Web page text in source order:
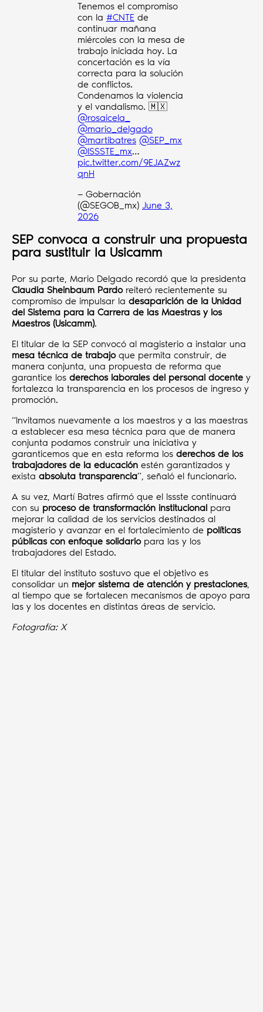
Tenemos el compromiso
con la #CNTE de
continuar mañana
miércoles con la mesa de
trabajo iniciada hoy. La
concertación es la vía
correcta para la solución
de conflictos.
Condenamos la violencia
y el vandalismo. 🇲🇽
@rosaicela_
@mario_delgado
@martibatres @SEP_mx
@ISSSTE_mx…
pic.twitter.com/9EJAZwz
qnH
— Gobernación
(@SEGOB_mx) June 3,
2026
SEP convoca a construir una propuesta
para sustituir la Usicamm
Por su parte, Mario Delgado recordó que la presidenta
Claudia Sheinbaum Pardoreiteró recientemente su
compromiso de impulsar la desaparición de la Unidad
del Sistema para la Carrera de las Maestras y los
Maestros (Usicamm).
El titular de la SEP convocó al magisterio a instalar una
mesa técnica de trabajoque permita construir, de
manera conjunta, una propuesta de reforma que
garantice los derechos laborales del personal docente y
fortalezca la transparencia en los procesos de ingreso y
promoción.
“Invitamos nuevamente a los maestros y a las maestras
a establecer esa mesa técnica para que de manera
conjunta podamos construir una iniciativa y
garanticemos que en esta reforma los derechos de los
trabajadores de la educación estén garantizados y
exista absoluta transparencia”, señaló el funcionario.
A su vez, Martí Batres afirmó que el Issste continuará
con su proceso de transformación institucional para
mejorar la calidad de los servicios destinados al
magisterio y avanzar en el fortalecimiento de políticas
públicas con enfoque solidariopara las y los
trabajadores del Estado.
El titular del instituto sostuvo que el objetivo es
consolidar un mejor sistema de atención y prestaciones,
al tiempo que se fortalecen mecanismos de apoyo para
las y los docentes en distintas áreas de servicio.
Fotografía: X